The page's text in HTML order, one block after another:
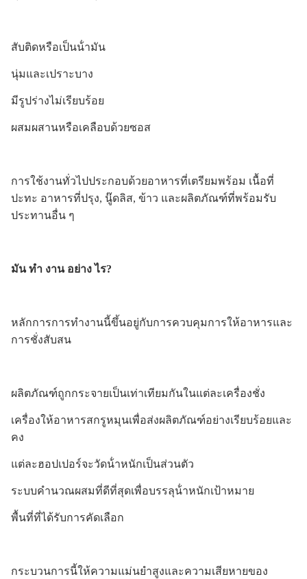
สับติดหรือเป็นน้ํามัน
นุ่มและเปราะบาง
มีรูปร่างไม่เรียบร้อย
ผสมผสานหรือเคลือบด้วยซอส
การใช้งานทั่วไปประกอบด้วยอาหารที่เตรียมพร้อม เนื้อที่
ปะทะ อาหารที่ปรุง, นู๊ดลิส, ข้าว และผลิตภัณฑ์ที่พร้อมรับ
ประทานอื่น ๆ
มัน ทํา งาน อย่าง ไร?
หลักการการทํางานนี้ขึ้นอยู่กับการควบคุมการให้อาหารและ
การชั่งสับสน
ผลิตภัณฑ์ถูกกระจายเป็นเท่าเทียมกันในแต่ละเครื่องชั่ง
เครื่องให้อาหารสกรูหมุนเพื่อส่งผลิตภัณฑ์อย่างเรียบร้อยและ
คง
แต่ละฮอปเปอร์จะวัดน้ําหนักเป็นส่วนตัว
ระบบคํานวณผสมที่ดีที่สุดเพื่อบรรลุน้ําหนักเป้าหมาย
พื้นที่ที่ได้รับการคัดเลือก
กระบวนการนี้ให้ความแม่นยําสูงและความเสียหายของ